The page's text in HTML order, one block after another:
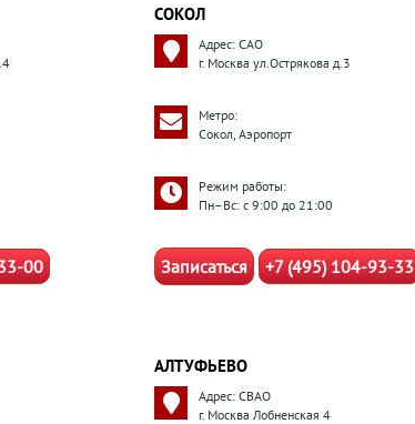
00
СОКОЛ
Адрес: САО
г. Москва ул.Острякова д.3
Метро:
Сокол, Аэропорт
Режим работы:
Пн–Вс: с 9:00 до 21:00
Записаться +7 (495) 104-93-33
АЛТУФЬЕВО
Адрес: СВАО
г. Москва Лобненская 4